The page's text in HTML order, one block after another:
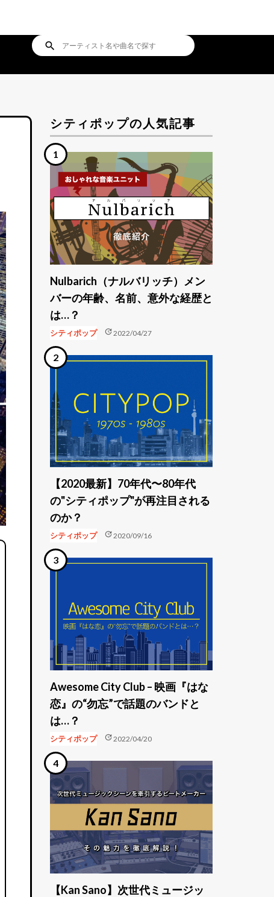
search
シティポップの人気記事
Nulbarich（ナルバリッチ）メン
バーの年齢、名前、意外な経歴と
は…？
シティポップ update2022/04/27
【2020最新】70年代〜80年代
の"シティポップ"が再注目される
のか？
シティポップ update2020/09/16
Awesome City Club – 映画『はな
恋』の“勿忘”で話題のバンドと
は…？
シティポップ update2022/04/20
【Kan Sano】次世代ミュージッ